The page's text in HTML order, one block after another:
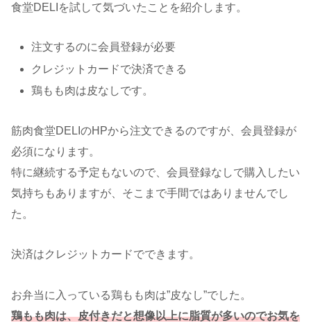
食堂DELIを試して気づいたことを紹介します。
注文するのに会員登録が必要
クレジットカードで決済できる
鶏もも肉は皮なしです。
筋肉食堂DELIのHPから注文できるのですが、会員登録が
必須になります。
特に継続する予定もないので、会員登録なしで購入したい
気持ちもありますが、そこまで手間ではありませんでし
た。
決済はクレジットカードでできます。
お弁当に入っている鶏もも肉は”皮なし”でした。
鶏もも肉は、皮付きだと想像以上に脂質が多いのでお気を